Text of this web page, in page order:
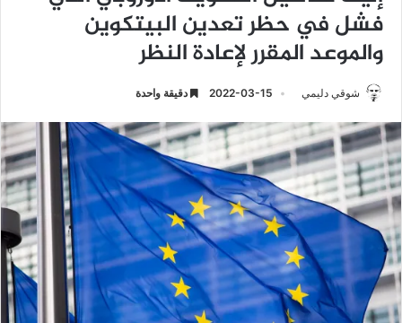
فشل في حظر تعدين البيتكوين
والموعد المقرر لإعادة النظر
شوقي دليمي 2022-03-15 دقيقة واحدة